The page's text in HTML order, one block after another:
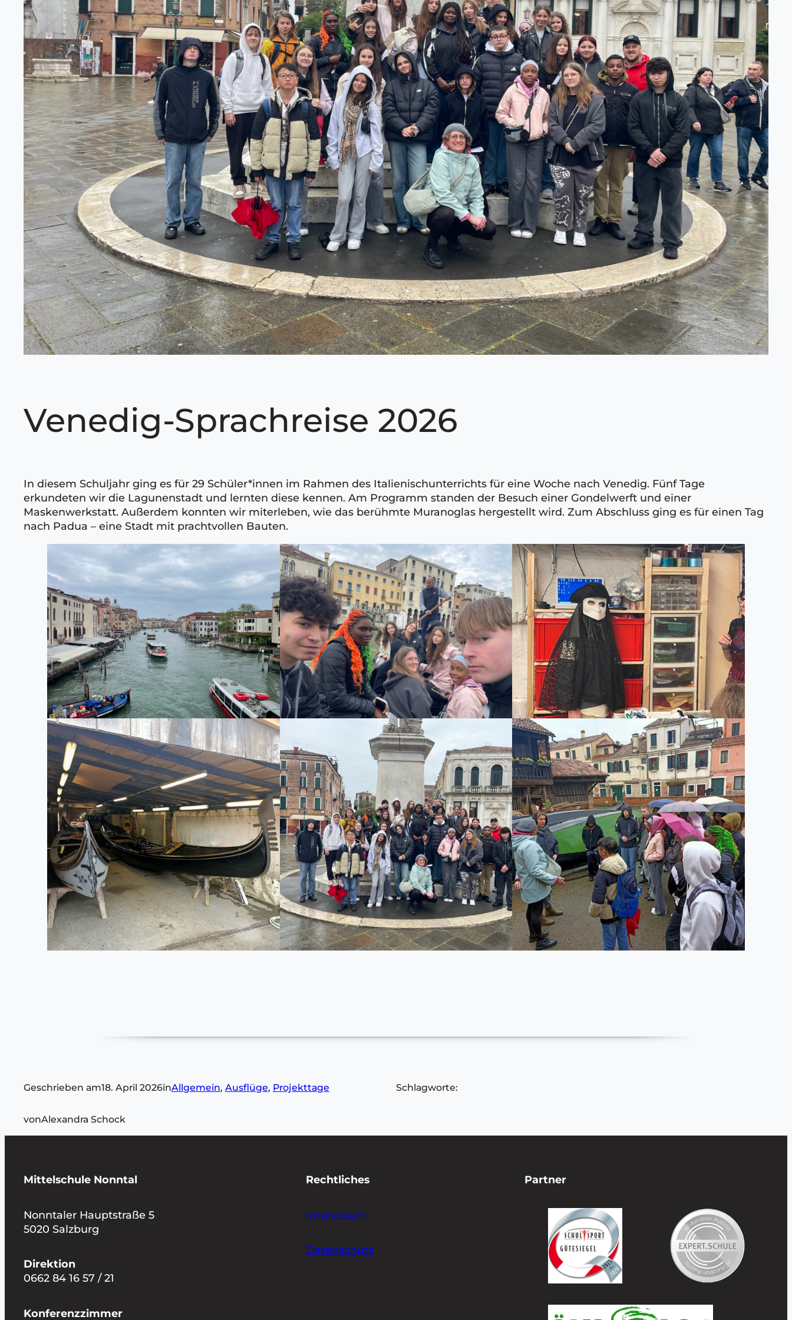
Venedig-Sprachreise 2026
In diesem Schuljahr ging es für 29 Schüler*innen im Rahmen des Italienischunterrichts für eine Woche nach Venedig. Fünf Tage
erkundeten wir die Lagunenstadt und lernten diese kennen. Am Programm standen der Besuch einer Gondelwerft und einer
Maskenwerkstatt. Außerdem konnten wir miterleben, wie das berühmte Muranoglas hergestellt wird. Zum Abschluss ging es für einen Tag
nach Padua – eine Stadt mit prachtvollen Bauten.
Geschrieben am18. April 2026inAllgemein, Ausflüge, Projekttage
vonAlexandra Schock
Schlagworte:
Mittelschule Nonntal
Nonntaler Hauptstraße 5
5020 Salzburg
Direktion
0662 84 16 57 / 21
Konferenzzimmer
Rechtliches
Impressum
Datenschutz
Partner